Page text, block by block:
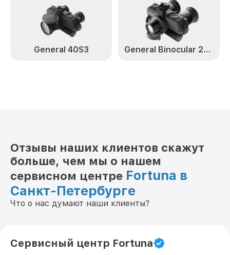
General 40S3 General Binocular 25S6
Отзывы наших клиентов скажут
больше, чем мы о нашем
сервисном центре Fortuna в
Санкт-Петербурге
Что о нас думают наши клиенты?
Сервисный центр Fortuna